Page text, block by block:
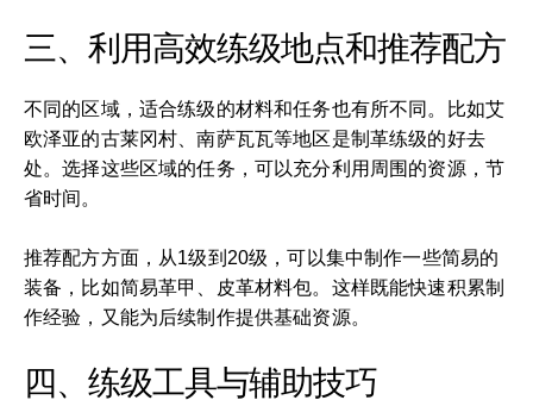
三、利用高效练级地点和推荐配方
不同的区域，适合练级的材料和任务也有所不同。比如艾
欧泽亚的古莱冈村、南萨瓦瓦等地区是制革练级的好去
处。选择这些区域的任务，可以充分利用周围的资源，节
省时间。
推荐配方方面，从1级到20级，可以集中制作一些简易的
装备，比如简易革甲、皮革材料包。这样既能快速积累制
作经验，又能为后续制作提供基础资源。
四、练级工具与辅助技巧